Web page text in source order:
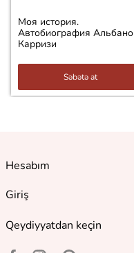
Моя история.
Автобиография Альбано
Карризи
Səbətə at
Hesabım
Giriş
Qeydiyyatdan keçin